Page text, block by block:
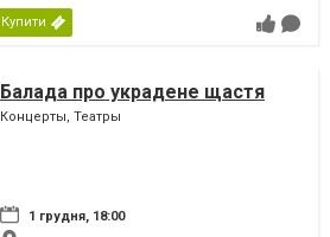
Купити
Балада про украдене щастя
Концерты, Театры
1 грудня, 18:00